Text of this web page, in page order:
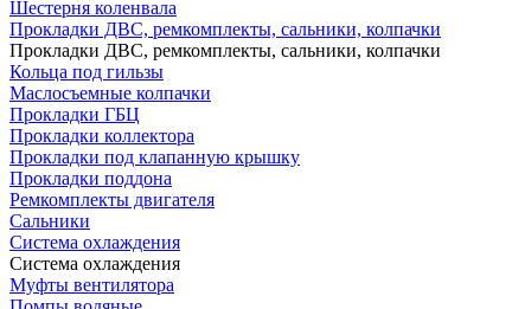
Шестерня коленвала
Прокладки ДВС, ремкомплекты, сальники, колпачки
Прокладки ДВС, ремкомплекты, сальники, колпачки
Кольца под гильзы
Маслосъемные колпачки
Прокладки ГБЦ
Прокладки коллектора
Прокладки под клапанную крышку
Прокладки поддона
Ремкомплекты двигателя
Сальники
Система охлаждения
Система охлаждения
Муфты вентилятора